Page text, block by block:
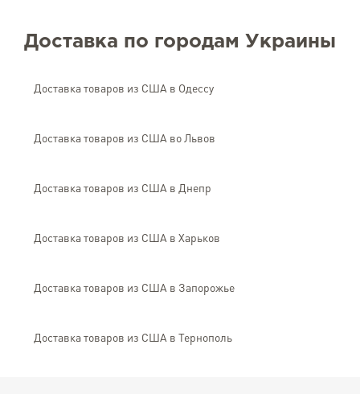
Доставка по городам Украины
Доставка товаров из США в Одессу
Доставка товаров из США во Львов
Доставка товаров из США в Днепр
Доставка товаров из США в Харьков
Доставка товаров из США в Запорожье
Доставка товаров из США в Тернополь